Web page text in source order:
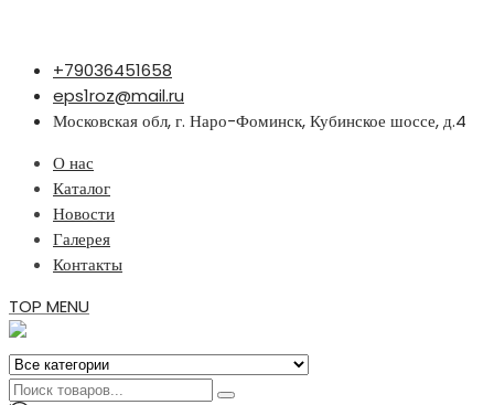
Перейти
содержимому
+79036451658
eps1roz@mail.ru
Московская обл, г. Наро-Фоминск, Кубинское шоссе, д.4
О нас
Каталог
Новости
Галерея
Контакты
TOP MENU